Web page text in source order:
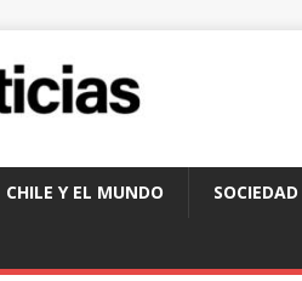
CHILE Y EL MUNDO SOCIEDAD